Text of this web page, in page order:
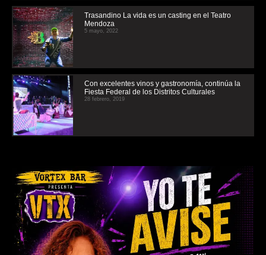
Trasandino La vida es un casting en el Teatro
Mendoza
5 mayo, 2022
Con excelentes vinos y gastronomía, continúa la
Fiesta Federal de los Distritos Culturales
28 febrero, 2019